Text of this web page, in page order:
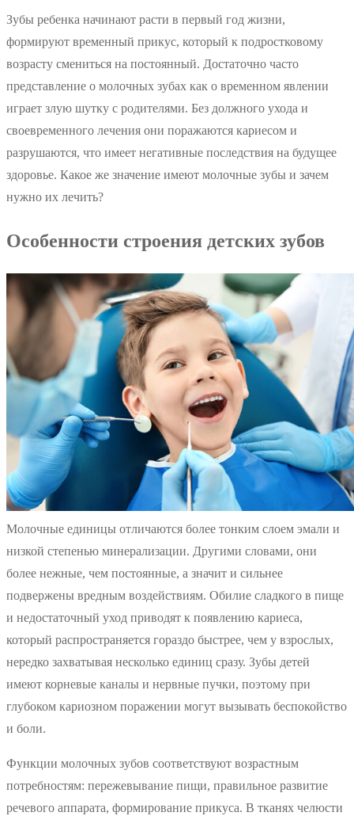
Зубы ребенка начинают расти в первый год жизни,
формируют временный прикус, который к подростковому
возрасту смениться на постоянный. Достаточно часто
представление о молочных зубах как о временном явлении
играет злую шутку с родителями. Без должного ухода и
своевременного лечения они поражаются кариесом и
разрушаются, что имеет негативные последствия на будущее
здоровье. Какое же значение имеют молочные зубы и зачем
нужно их лечить?
Особенности строения детских зубов
Молочные единицы отличаются более тонким слоем эмали и
низкой степенью минерализации. Другими словами, они
более нежные, чем постоянные, а значит и сильнее
подвержены вредным воздействиям. Обилие сладкого в пище
и недостаточный уход приводят к появлению кариеса,
который распространяется гораздо быстрее, чем у взрослых,
нередко захватывая несколько единиц сразу. Зубы детей
имеют корневые каналы и нервные пучки, поэтому при
глубоком кариозном поражении могут вызывать беспокойство
и боли.
Функции молочных зубов соответствуют возрастным
потребностям: пережевывание пищи, правильное развитие
речевого аппарата, формирование прикуса. В тканях челюсти